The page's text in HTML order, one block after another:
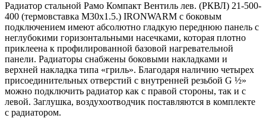
Радиатор стальной Рамо Компакт Вентиль лев. (РКВЛ) 21-500-
400 (термовставка М30х1.5.) IRONWARM с боковым
подключением имеют абсолютно гладкую переднюю панель с
неглубокими горизонтальными насечками, которая плотно
приклеена к профилированной базовой нагревательной
панели. Радиаторы снабжены боковыми накладками и
верхней накладка типа «гриль». Благодаря наличию четырех
присоединительных отверстий с внутренней резьбой G ½»
можно подключить радиатор как с правой стороны, так и с
левой. Заглушка, воздухоотводчик поставляются в комплекте
с радиатором.